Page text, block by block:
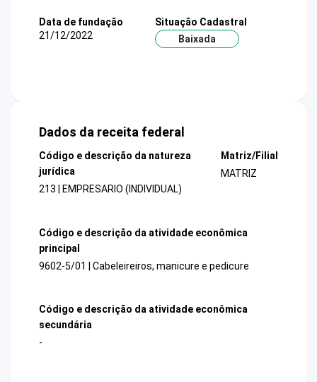
Data de fundação
21/12/2022
Situação Cadastral
Baixada
Dados da receita federal
Código e descrição da natureza
jurídica
213 | EMPRESARIO (INDIVIDUAL)
Matriz/Filial
MATRIZ
Código e descrição da atividade econômica
principal
9602-5/01 | Cabeleireiros, manicure e pedicure
Código e descrição da atividade econômica
secundária
-